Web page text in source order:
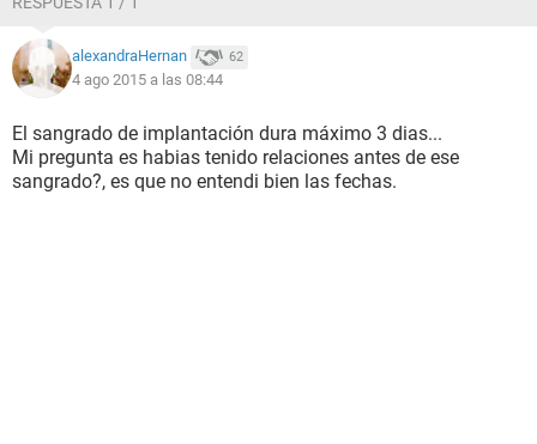
RESPONDAN POR FAVOOOOOR !!!!!!
QUIERO SABER !!!!!
MUCHAS GRACIAS!!!!!!! :D
alexandraHernan 62
4 ago 2015 a las 08:44
El sangrado de implantación dura máximo 3 dias...
Mi pregunta es habias tenido relaciones antes de ese
sangrado?, es que no entendi bien las fechas.